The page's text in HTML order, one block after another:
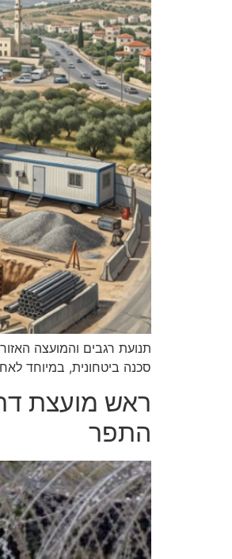
תנועת רגבים והמועצה
סכנה ביטחונית, במיוחד
ראש מועצת
התפר